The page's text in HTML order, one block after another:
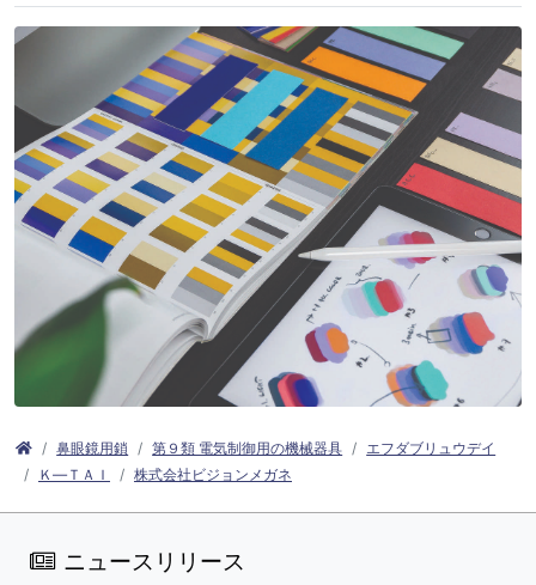
鼻眼鏡用鎖 第９類 電気制御用の機械器具
エフダブリュウデイ
Ｋ―ＴＡＩ
株式会社ビジョンメガネ
ニュースリリース